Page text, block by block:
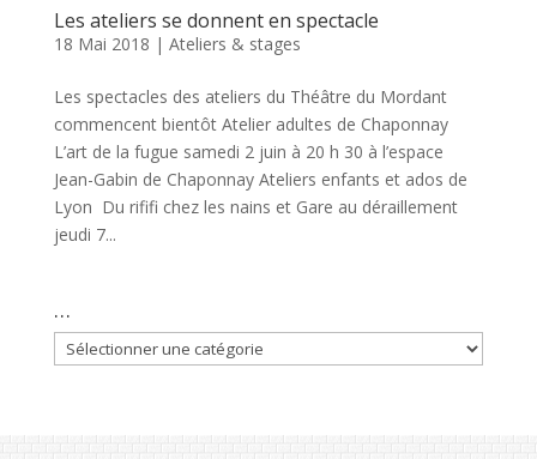
Les ateliers se donnent en spectacle
18 Mai 2018 | Ateliers & stages
Les spectacles des ateliers du Théâtre du Mordant
commencent bientôt Atelier adultes de Chaponnay
L’art de la fugue samedi 2 juin à 20 h 30 à l’espace
Jean-Gabin de Chaponnay Ateliers enfants et ados de
Lyon Du rififi chez les nains et Gare au déraillement
jeudi 7...
…